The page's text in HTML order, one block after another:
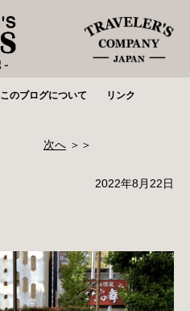
このブログについて リンク
次へ ＞＞
2022年8月22日